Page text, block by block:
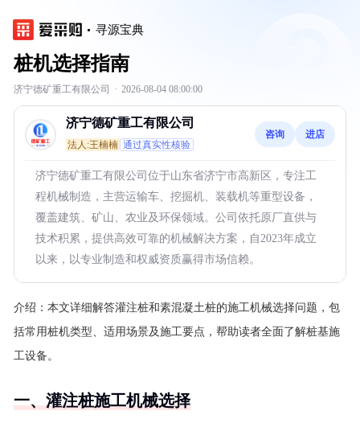
寻源宝典
桩机选择指南
济宁德矿重工有限公司 · 2026-08-04 08:00:00
济宁德矿重工有限公司
法人:王楠楠 通过真实性核验
咨询 进店
济宁德矿重工有限公司位于山东省济宁市高新区，专注工
程机械制造，主营运输车、挖掘机、装载机等重型设备，
覆盖建筑、矿山、农业及环保领域。公司依托原厂直供与
技术积累，提供高效可靠的机械解决方案，自2023年成立
以来，以专业制造和权威资质赢得市场信赖。
介绍： 本文详细解答灌注桩和素混凝土桩的施工机械选择问题，包
括常用桩机类型、适用场景及施工要点，帮助读者全面了解桩基施
工设备。
一、灌注桩施工机械选择